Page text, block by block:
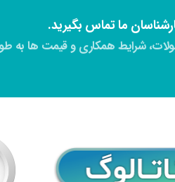
ما تماس بگیرید.
شرایط همکاری و قیمت ها به